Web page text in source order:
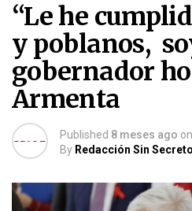
“Le he
y poblanos,
gobernador
Armenta
Published 8 meses ago on
By Redacción Sin